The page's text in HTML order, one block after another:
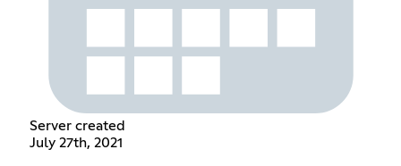
Server created
July 27th, 2021